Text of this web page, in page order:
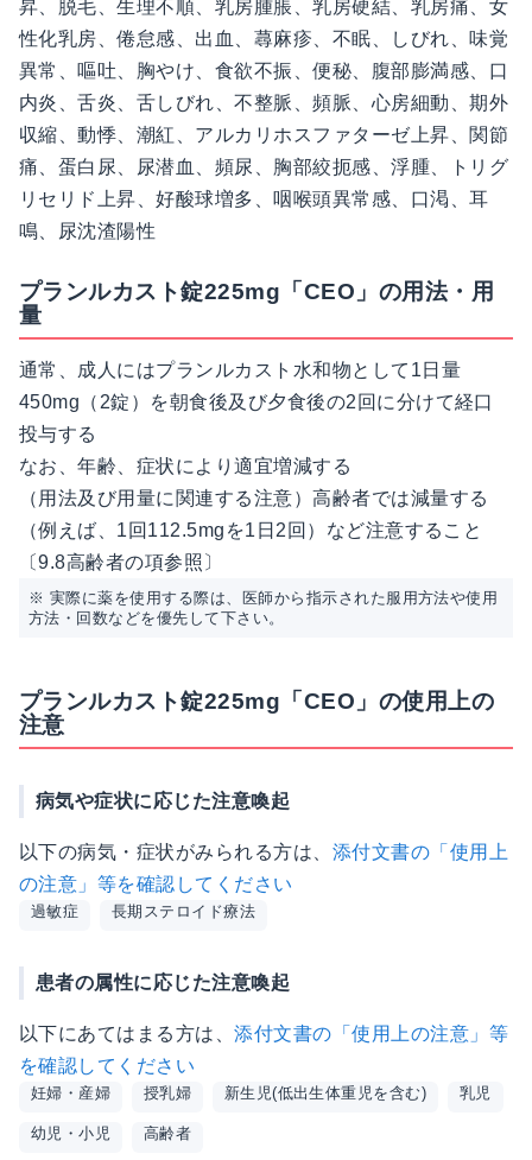
昇、脱毛、生理不順、乳房腫脹、乳房硬結、乳房痛、女
性化乳房、倦怠感、出血、蕁麻疹、不眠、しびれ、味覚
異常、嘔吐、胸やけ、食欲不振、便秘、腹部膨満感、口
内炎、舌炎、舌しびれ、不整脈、頻脈、心房細動、期外
収縮、動悸、潮紅、アルカリホスファターゼ上昇、関節
痛、蛋白尿、尿潜血、頻尿、胸部絞扼感、浮腫、トリグ
リセリド上昇、好酸球増多、咽喉頭異常感、口渇、耳
鳴、尿沈渣陽性
プランルカスト錠225mg「CEO」の用法・用
量
通常、成人にはプランルカスト水和物として1日量
450mg（2錠）を朝食後及び夕食後の2回に分けて経口
投与する
なお、年齢、症状により適宜増減する
（用法及び用量に関連する注意）高齢者では減量する
（例えば、1回112.5mgを1日2回）など注意すること
〔9.8高齢者の項参照〕
※ 実際に薬を使用する際は、医師から指示された服用方法や使用
方法・回数などを優先して下さい。
プランルカスト錠225mg「CEO」の使用上の
注意
病気や症状に応じた注意喚起
以下の病気・症状がみられる方は、 添付文書の「使用上
の注意」等を確認してください
過敏症 長期ステロイド療法
患者の属性に応じた注意喚起
以下にあてはまる方は、添付文書の「使用上の注意」等
を確認してください
妊婦・産婦 授乳婦 新生児(低出生体重児を含む) 乳児
幼児・小児 高齢者